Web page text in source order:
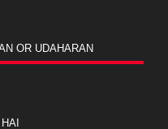
OR UDAHARAN